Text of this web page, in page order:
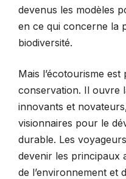
devenus les modèles
en ce qui concerne la
biodiversité.
Mais l’écotourisme est
conservation. Il ouvre
innovants et
visionnaires pour le
durable. Les
devenir les principaux
de l’environnement et